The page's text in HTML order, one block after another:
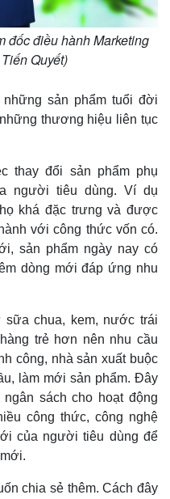
E-Magazine
Infographic
đốc điều hành Marketing
Quyết)
sản phẩm tuổi đời
thương hiệu liên tục
thay đổi sản phẩm phụ
người tiêu dùng. Ví dụ
khá đặc trưng và được
với công thức vốn có.
sản phẩm ngày nay có
dòng mới đáp ứng nhu
chua, kem, nước trái
trẻ hơn nên nhu cầu
công, nhà sản xuất buộc
làm mới sản phẩm. Đây
sách cho hoạt động
công thức, công nghệ
của người tiêu dùng để
chia sẻ thêm. Cách đây